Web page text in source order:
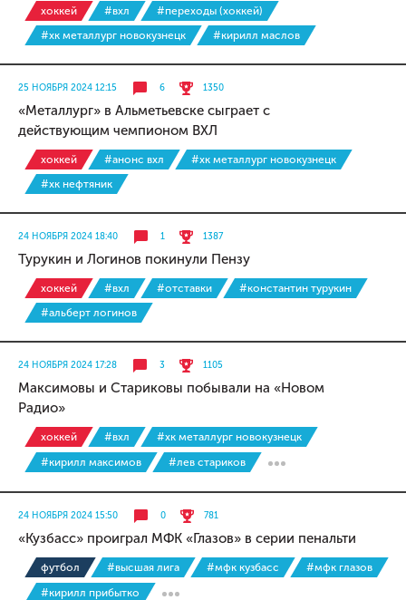
хоккей #вхл
#переходы (хоккей)
#хк металлург новокузнецк
#кирилл маслов
25 НОЯБРЯ 2024 12:15 6 1350
«Металлург» в Альметьевске сыграет с
действующим чемпионом ВХЛ
хоккей #анонс вхл
#хк металлург новокузнецк
#хк нефтяник
24 НОЯБРЯ 2024 18:40 1 1387
Турукин и Логинов покинули Пензу
хоккей #вхл #отставки
#константин турукин
#альберт логинов
24 НОЯБРЯ 2024 17:28 3 1105
Максимовы и Стариковы побывали на «Новом
Радио»
хоккей #вхл
#хк металлург новокузнецк
#кирилл максимов
#лев стариков
24 НОЯБРЯ 2024 15:50 0 781
«Кузбасс» проиграл МФК «Глазов» в серии пенальти
футбол #высшая лига #мфк кузбасс
#мфк глазов
#кирилл прибытко